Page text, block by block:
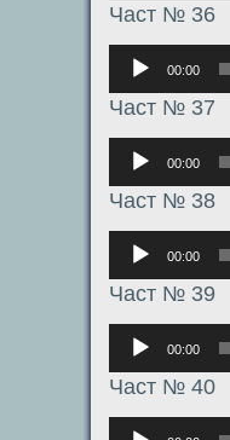
Част № 36
Аудиоплеер
00:00
Част № 37
Аудиоплеер
00:00
Част № 38
Аудиоплеер
00:00
Част № 39
Аудиоплеер
00:00
Част № 40
Аудиоплеер